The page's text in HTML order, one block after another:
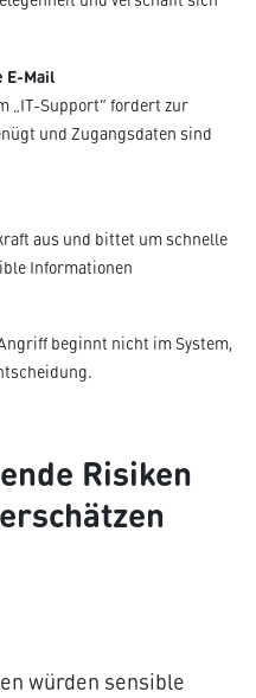
E-Mail
„IT-Support“ fordert zur
und Zugangsdaten sind
aus und bittet um schnelle
Informationen
beginnt nicht im System,
Risiken
würden sensible